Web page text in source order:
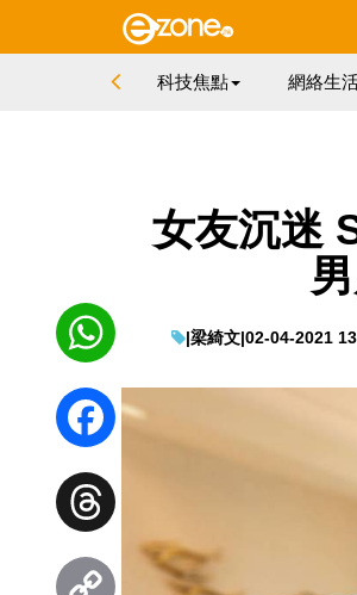
科技焦點 網絡生
女友沉迷
|梁綺文|02-04-2021
WhatsApp
Facebook
Threads